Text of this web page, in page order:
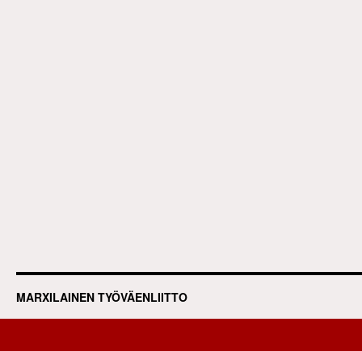
MARXILAINEN TYÖVÄENLIITTO